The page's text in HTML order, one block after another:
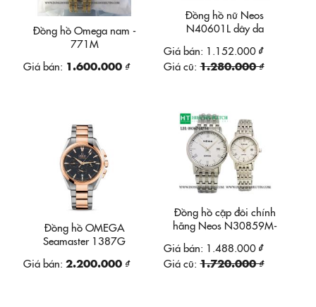
Đồng hồ Omega nam -
771M
Giá bán: 1.600.000 ₫
Đồng hồ nữ Neos
N40601L dây da
Giá bán: 1.152.000 ₫
Giá cũ: 1.280.000 ₫
Đồng hồ OMEGA
Seamaster 1387G
Giá bán: 2.200.000 ₫
Đồng hồ cặp đôi chính
hãng Neos N30859M-
Giá bán: 1.488.000 ₫
Giá cũ: 1.720.000 ₫